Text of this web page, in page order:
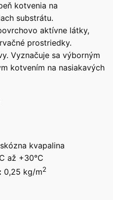
kotvenia na
substrátu.
aktívne látky,
prostriedky.
Vyznačuje sa výborným
kotvením na nasiakavých
kvapalina
až +30°C
0,25 kg/m2